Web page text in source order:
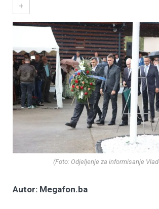
+
(Foto: Odjeljenje za informisanje
Autor: Megafon.ba